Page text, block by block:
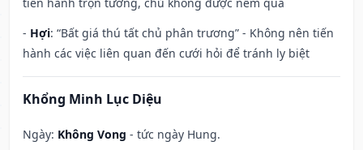
- Hợi: “Bất giá thú tất chủ phân trương” - Không nên tiến
hành các việc liên quan đến cưới hỏi để tránh ly biệt
Khổng Minh Lục Diệu
Ngày: Không Vong - tức ngày Hung.